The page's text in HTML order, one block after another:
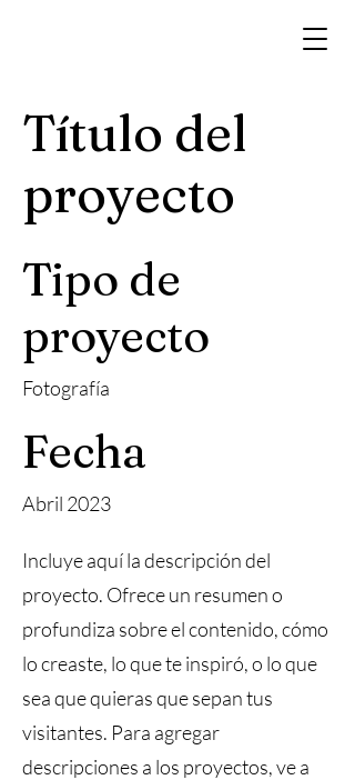
Título del
proyecto
Tipo de
proyecto
Fotografía
Fecha
Abril 2023
Incluye aquí la descripción del
proyecto. Ofrece un resumen o
profundiza sobre el contenido, cómo
lo creaste, lo que te inspiró, o lo que
sea que quieras que sepan tus
visitantes. Para agregar
descripciones a los proyectos, ve a